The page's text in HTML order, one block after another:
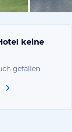
keine
gefallen